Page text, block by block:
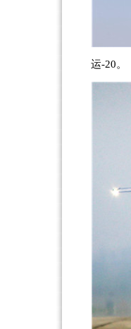
运-20。